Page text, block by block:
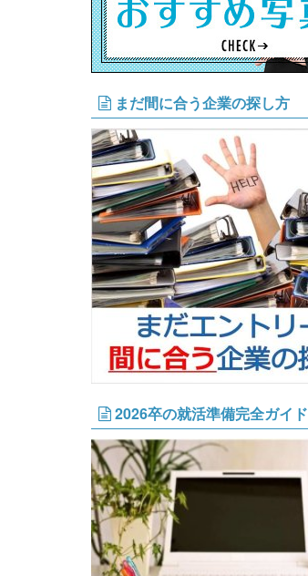
まだ間に合う企業の探し方
2026卒の就活準備完全ガイド